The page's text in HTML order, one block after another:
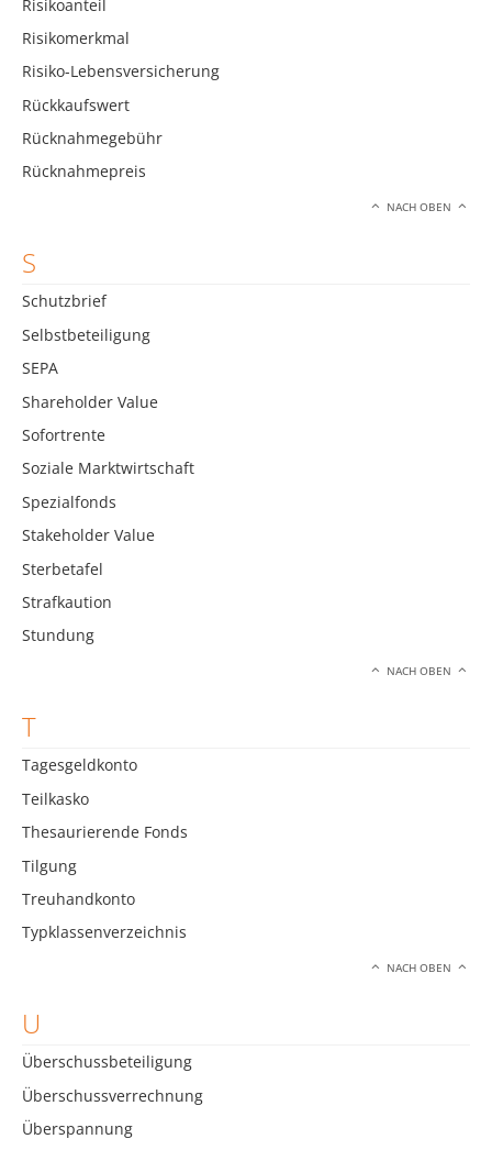
Risikoanteil
Risikomerkmal
Risiko-Lebensversicherung
Rückkaufswert
Rücknahmegebühr
Rücknahmepreis
NACH OBEN
S
Schutzbrief
Selbstbeteiligung
SEPA
Shareholder Value
Sofortrente
Soziale Marktwirtschaft
Spezialfonds
Stakeholder Value
Sterbetafel
Strafkaution
Stundung
NACH OBEN
T
Tagesgeldkonto
Teilkasko
Thesaurierende Fonds
Tilgung
Treuhandkonto
Typklassenverzeichnis
NACH OBEN
U
Überschussbeteiligung
Überschussverrechnung
Überspannung